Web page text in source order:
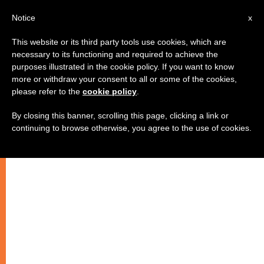
الرعية المارونية في روما تحتفل بعيد
شفيعها
x
Notice
This website or its third party tools use cookies, which are
necessary to its functioning and required to achieve the
purposes illustrated in the cookie policy. If you want to know
more or withdraw your consent to all or some of the cookies,
please refer to the cookie policy
By closing this banner, scrolling this page, clicking a link or
continuing to browse otherwise, you agree to the use of cookies.